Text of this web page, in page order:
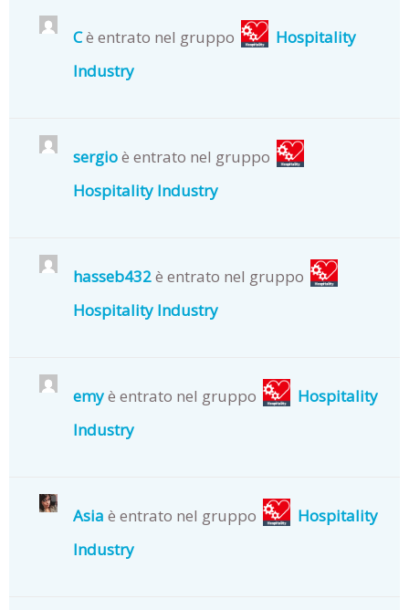
Cè entrato nel gruppo
Hospitality
Industry
sergioè entrato nel gruppo
Hospitality Industry
hasseb432è entrato nel gruppo
Hospitality Industry
emyè entrato nel gruppo
Hospitality
Industry
Asia è entrato nel gruppo
Hospitality
Industry